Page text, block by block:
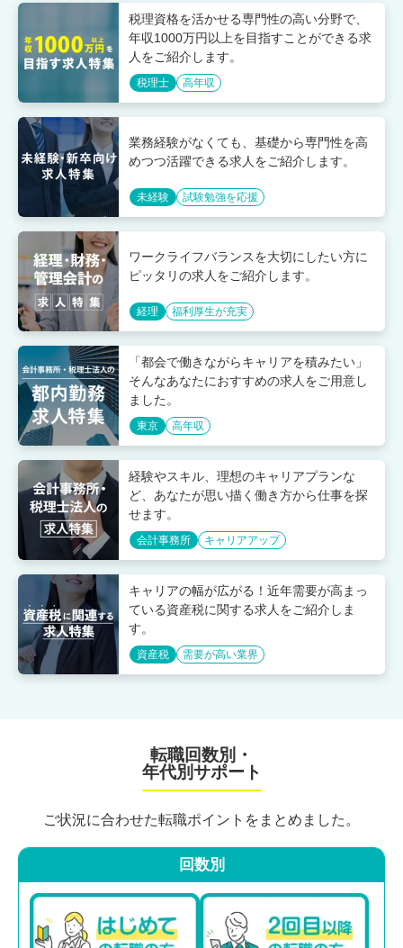
転職回数別・
年代別サポート
ご状況に合わせた転職ポイントをまとめました。
回数別
税理資格を活かせる専門性の高い分野で、
年収1000万円以上を目指すことができる求
人をご紹介します。
税理士 高年収
業務経験がなくても、基礎から専門性を高
めつつ活躍できる求人をご紹介します。
未経験 試験勉強を応援
ワークライフバランスを大切にしたい方に
ピッタリの求人をご紹介します。
経理 福利厚生が充実
「都会で働きながらキャリアを積みたい」
そんなあなたにおすすめの求人をご用意し
ました。
東京 高年収
経験やスキル、理想のキャリアプランな
ど、あなたが思い描く働き方から仕事を探
せます。
会計事務所 キャリアアップ
キャリアの幅が広がる！近年需要が高まっ
ている資産税に関する求人をご紹介しま
す。
資産税 需要が高い業界